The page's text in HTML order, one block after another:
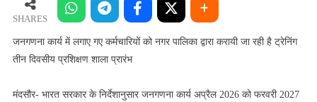
SHARES
जनगणना कार्य में लगाए गए कर्मचारियों को नगर पालिका द्वारा करायी जा रही है ट्रेनिंग
तीन दिवसीय प्रशिक्षण शाला प्रारंभ
मंदसौर- भारत सरकार के निर्देशानुसार जनगणना कार्य अप्रैल 2026 को फरवरी 2027